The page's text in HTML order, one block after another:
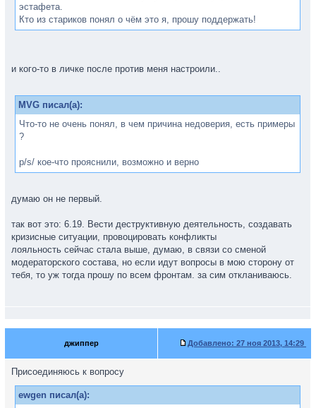
эстафета.
Кто из стариков понял о чём это я, прошу поддержать!
и кого-то в личке после против меня настроили..
MVG писал(а):
Что-то не очень понял, в чем причина недоверия, есть примеры
?
p/s/ кое-что прояснили, возможно и верно
думаю он не первый.
так вот это: 6.19. Вести деструктивную деятельность, создавать
кризисные ситуации, провоцировать конфликты
лояльность сейчас стала выше, думаю, в связи со сменой
модераторского состава, но если идут вопросы в мою сторону от
тебя, то уж тогда прошу по всем фронтам. за сим откланиваюсь.
джиппер Добавлено: 27 ноя 2013, 14:29
Присоединяюсь к вопросу
ewgen писал(а):